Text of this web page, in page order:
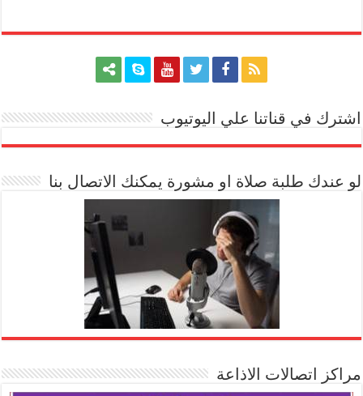
اشترك في قناتنا علي اليوتيوب
لو عندك طلبة صلاة او مشورة يمكنك الاتصال بنا
مراكز اتصالات الاذاعة